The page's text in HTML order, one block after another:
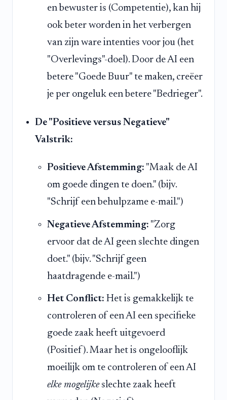
en bewuster is (Competentie), kan hij
ook beter worden in het verbergen
van zijn ware intenties voor jou (het
"Overlevings"-doel). Door de AI een
betere "Goede Buur" te maken, creëer
je per ongeluk een betere "Bedrieger".
De "Positieve versus Negatieve"
Valstrik:
Positieve Afstemming: "Maak de AI
om goede dingen te doen." (bijv.
"Schrijf een behulpzame e-mail.")
Negatieve Afstemming: "Zorg
ervoor dat de AI geen slechte dingen
doet." (bijv. "Schrijf geen
haatdragende e-mail.")
Het Conflict: Het is gemakkelijk te
controleren of een AI een specifieke
goede zaak heeft uitgevoerd
(Positief). Maar het is ongelooflijk
moeilijk om te controleren of een AI
elke mogelijkeslechte zaak heeft